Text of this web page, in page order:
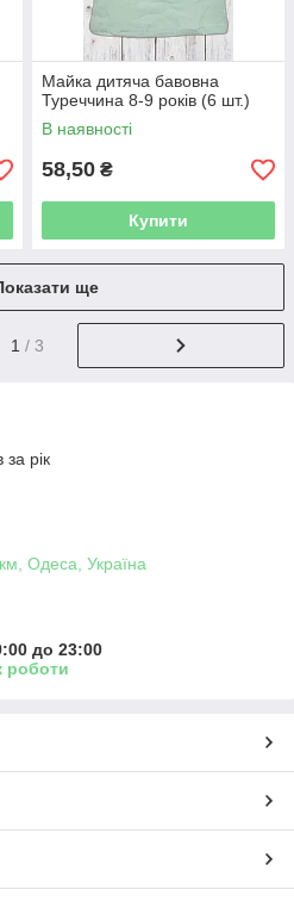
Майка дитяча бавовна
Туреччина 8-9 років (6 шт.)
В наявності
58,50 ₴
Купити
ще
1 / 3
за рік
Одеса, Україна
до 23:00
роботи